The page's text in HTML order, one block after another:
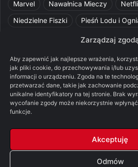
Zarządzaj
Aby zapewnić jak najlepsze wrażenia,
jak pliki cookie, do przechowywania i/lub
informacji o urządzeniu. Zgoda na te
przetwarzać dane, takie jak zachowanie
unikalne identyfikatory na tej stronie. Brak
wycofanie zgody może niekorzystnie
funkcje.
Akceptuję
Odmów
Marvel
Nawałnica Mieczy
Niedzielne Fiszki
Pieśń Lodu i
Pquelim
recenzja książki
Ród Smoka
Starcie Królów
Star Wars
Tolkienowskie Q&A
Voo
Wieści